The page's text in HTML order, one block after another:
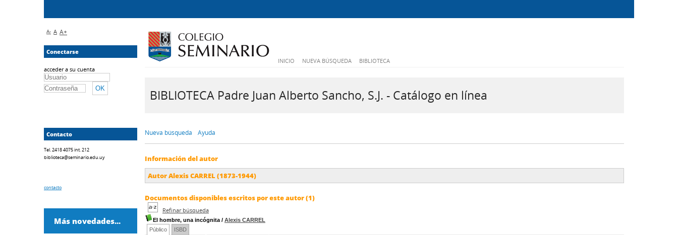
INICIO NUEVA BÚSQUEDA BIBLIOTECA
BIBLIOTECA Padre Juan Alberto Sancho, S.J. - Catálogo en línea
Nueva búsqueda Ayuda
Información del autor
Autor Alexis CARREL (1873-1944)
Documentos disponibles escritos por este autor (1)
Refinar búsqueda
El hombre, una incógnita / Alexis CARREL
Público
ISBD
A- A A+
Conectarse
acceder a su cuenta
Contacto
Tel. 2418 4075 int. 212
biblioteca@seminario.edu.uy
contacto
Más novedades...